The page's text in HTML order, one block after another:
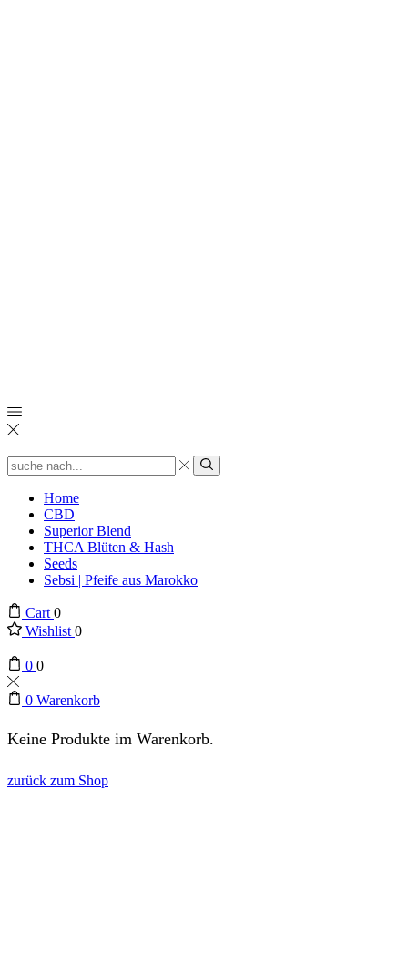
Search
input
suchen
Home
CBD
Superior Blend
THCA Blüten & Hash
Seeds
Sebsi | Pfeife aus Marokko
Cart 0
Wishlist 0
0 0
0 Warenkorb
Keine Produkte im Warenkorb.
zurück zum Shop